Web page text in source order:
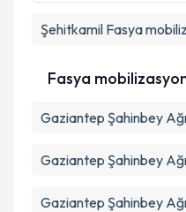
Şehitkamil Fasya
Fasya
Gaziantep Şahinbey
Gaziantep Şahinbey
Gaziantep Şahinbey